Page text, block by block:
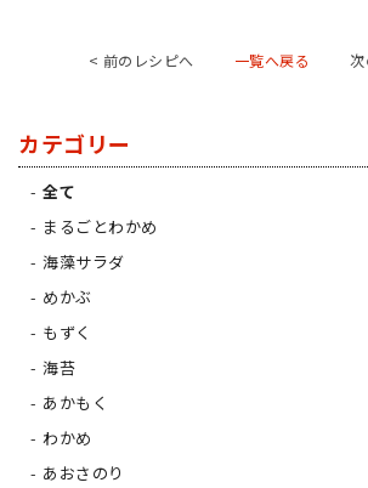
< 前のレシピへ 一覧へ戻る
カテゴリー
全て
まるごとわかめ
海藻サラダ
めかぶ
もずく
海苔
あかもく
わかめ
あおさのり